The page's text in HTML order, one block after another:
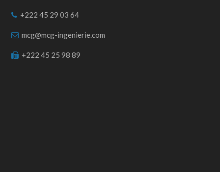
+222 45 29 03 64
mcg@mcg-ingenierie.com
+222 45 25 98 89